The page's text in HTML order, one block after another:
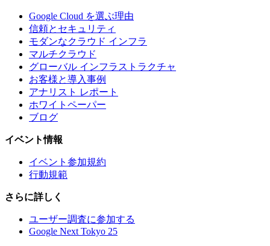
Google Cloud を選ぶ理由
信頼とセキュリティ
モダンなクラウド インフラ
マルチクラウド
グローバル インフラストラクチャ
お客様と導入事例
アナリスト レポート
ホワイトペーパー
ブログ
イベント情報
イベント参加規約
行動規範
さらに詳しく
ユーザー調査に参加する
Google Next Tokyo 25